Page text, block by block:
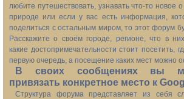
любите путешествовать, узнавать что-то новое
природе или если у вас есть информация,
поделиться с остальным миром, то этот форум
Расскажите о своём городе, регионе, что в
какие достопримечательности стоит посетить,
первую очередь, а посещение каких мест можно
В своих сообщениях вы
привязать конкретное место к
Структура форума представляет из себя